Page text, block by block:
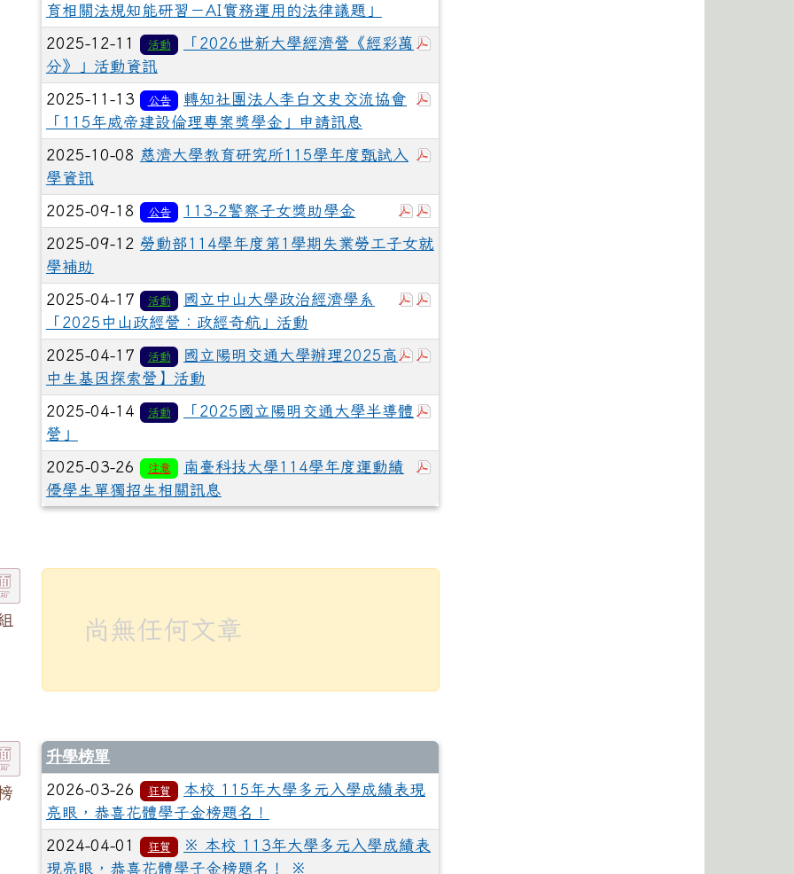
育相關法規知能研習－AI實務運用的法律議題」
2025-12-11 活動
「2026世新大學經濟營《經彩萬
分》」活動資訊
2025-11-13 公告
轉知社團法人李白文史交流協會
「115年威帝建設倫理專案獎學金」申請訊息
2025-10-08 慈濟大學教育研究所115學年度甄試入
學資訊
於彈跳視窗觀看：113-2警察子女獎助學金申請辦法+
2025-09-18 公告 113-2警察子女獎助學金
2025-09-12 勞動部114學年度第1學期失業勞工子女就
學補助
於彈跳視窗觀看：國立中山大學政治經濟學系「
2025-04-17 活動
國立中山大學政治經濟學系
「2025中山政經營：政經奇航」活動
於彈跳視窗觀看：國立陽明交通大學辦理2025高中
2025-04-17 活動
國立陽明交通大學辦理2025高
中生基因探索營】活動
2025-04-14 活動
「2025國立陽明交通大學半導體
營」
2025-03-26 注意
南臺科技大學114學年度運動績
優學生單獨招生相關訊息
尚無任何文章
升學榜單
2026-03-26 狂賀
本校 115年大學多元入學成績表現
亮眼，恭喜花體學子金榜題名！
2024-04-01 狂賀
※ 本校 113年大學多元入學成績表
現亮眼，恭喜花體學子金榜題名！ ※